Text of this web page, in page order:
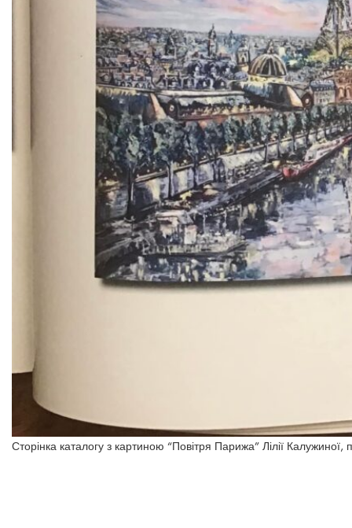
Сторінка каталогу з картиною “Повітря Парижа” Лілії